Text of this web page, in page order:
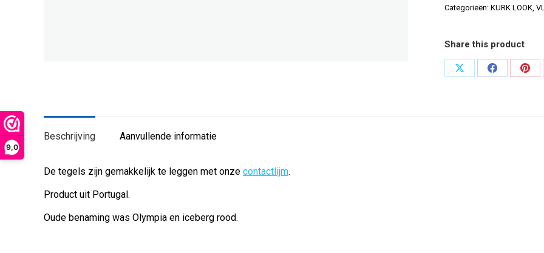
9,0
Categorieën: KURK LOOK,
Share this product
Deel
Deel
Deel
Beschrijving Aanvullende informatie
De tegels zijn gemakkelijk te leggen met onze contactlijm.
Product uit Portugal.
Oude benaming was Olympia en iceberg rood.